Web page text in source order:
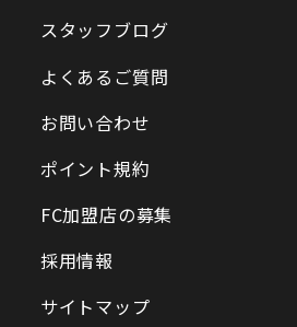
スタッフブログ
よくあるご質問
お問い合わせ
ポイント規約
FC加盟店の募集
採用情報
サイトマップ